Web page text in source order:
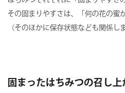
その固まりやすさは、「何の花の蜜
（そのほかに保存状態なども関係し
固まったはちみつの召し上